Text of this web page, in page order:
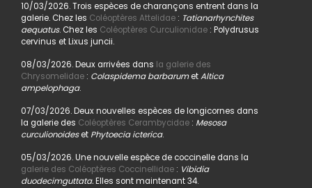
10/03/2026. Trois espèces de charançons entrent dans la
galerie. Chez les Coléoptères Attelidae: Tatianarhynchites
aequatus. Chez les Coléoptères Curculionidae: Polydrusus
cervinus et Lixus juncii.
08/03/2026. Deux arrivées dans la galerie des
Chrysomelidae: Colaspidema barbarumetAltica
ampelophaga.
07/03/2026. Deux nouvelles espèces de longicornes dans
la galerie des Coléoptères Cerambycidae: Mesosa
curculionoideset Phytoecia icterica.
05/03/2026. Une nouvelle espèce de coccinelle dans la
galerie des Coléoptères Coccinellidae: Vibidia
duodecimguttata.Elles sont maintenant 34.